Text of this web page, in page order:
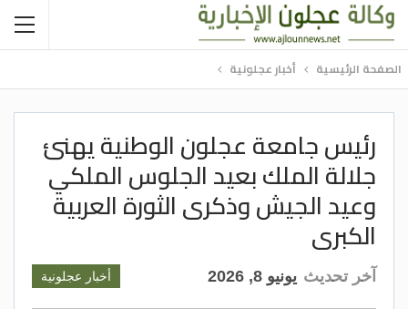
الصفحة الرئيسية أخبار عجلونية
رئيس جامعة عجلون الوطنية يهنئ
جلالة الملك بعيد الجلوس الملكي
وعيد الجيش وذكرى الثورة العربية
الكبرى
أخبار عجلونية آخر تحديث يونيو 8, 2026